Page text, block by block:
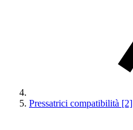
Pressatrici compatibilità [2]